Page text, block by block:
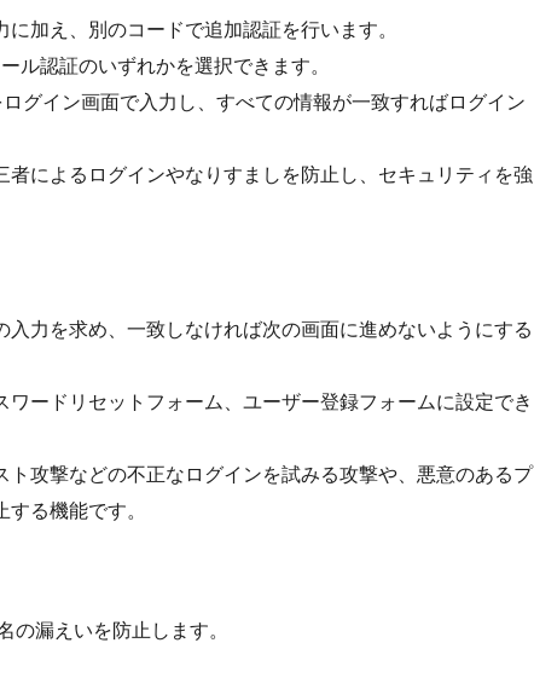
加え、別のコードで追加認証を行います。
ル認証のいずれかを選択できます。
グイン画面で入力し、すべての情報が一致すればログイン
によるログインやなりすましを防止し、セキュリティを強
力を求め、一致しなければ次の画面に進めないようにする
ードリセットフォーム、ユーザー登録フォームに設定でき
攻撃などの不正なログインを試みる攻撃や、悪意のあるプ
る機能です。
の漏えいを防止します。